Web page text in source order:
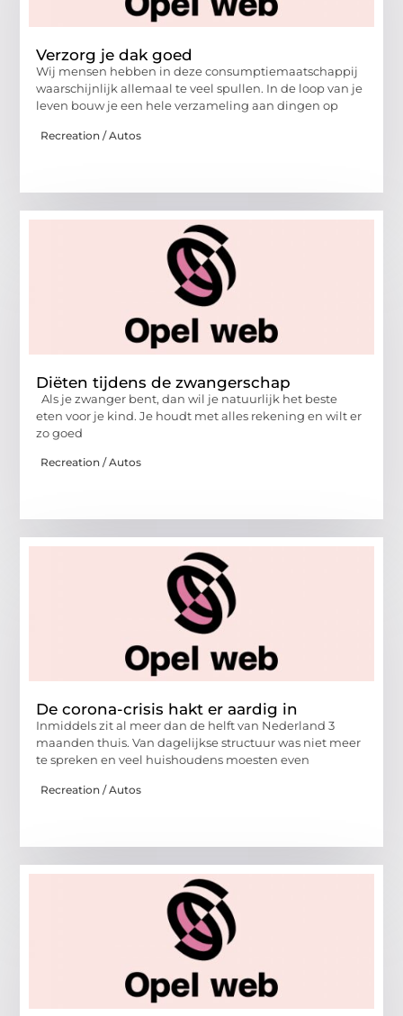
Verzorg je dak goed
Wij mensen hebben in deze consumptiemaatschappij
waarschijnlijk allemaal te veel spullen. In de loop van je
leven bouw je een hele verzameling aan dingen op
Recreation / Autos
Diëten tijdens de zwangerschap
Als je zwanger bent, dan wil je natuurlijk het beste
eten voor je kind. Je houdt met alles rekening en wilt er
zo goed
Recreation / Autos
De corona-crisis hakt er aardig in
Inmiddels zit al meer dan de helft van Nederland 3
maanden thuis. Van dagelijkse structuur was niet meer
te spreken en veel huishoudens moesten even
Recreation / Autos